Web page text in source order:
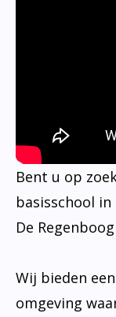
Bent u op
basisschool
De
Wij bieden
omgeving